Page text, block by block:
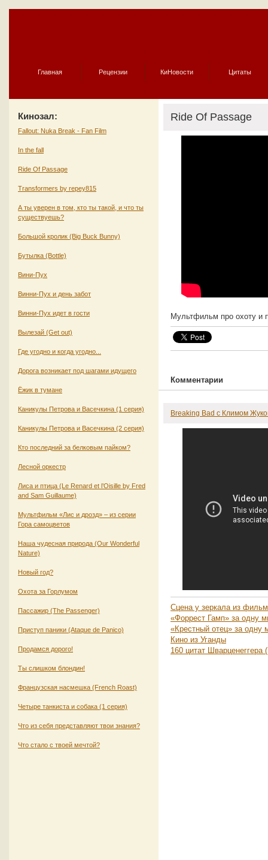
Главная Рецензии КиНовости Цитаты
Кинозал:
Fallout: Nuka Break - Fan Film
In the fall
Ride Of Passage
Transformers by repey815
А ты уверен в том, кто ты такой, и что ты
существуешь?
Большой кролик (Big Buck Bunny)
Бутылка (Bottle)
Вини-Пух
Винни-Пух и день забот
Винни-Пух идет в гости
Вылезай (Get out)
Где угодно и когда угодно...
Дорога возникает под шагами идущего
Ёжик в тумане
Каникулы Петрова и Васечкина (1 серия)
Каникулы Петрова и Васечкина (2 серия)
Кто последний за белковым пайком?
Лесной оркестр
Лиса и птица (Le Renard et l’Oisille by Fred
and Sam Guillaume)
Мультфильм «Лис и дрозд» – из серии
Гора самоцветов
Наша чудесная природа (Our Wonderful
Nature)
Новый год?
Охота за Горлумом
Пассажир (The Passenger)
Приступ паники (Ataque de Panico)
Продамся дорого!
Ты слишком блондин!
Французская насмешка (French Roast)
Четыре танкиста и собака (1 серия)
Что из себя представляют твои знания?
Что стало с твоей мечтой?
Ride Of Passage
Мультфильм про охоту и
Комментарии
Breaking Bad с Климом
Сцена у зеркала из
«Форрест Гамп» за одну
«Крестный отец» за одну
Кино из Уганды
160 цитат